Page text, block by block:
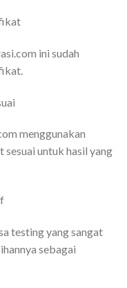
ini sudah
menggunakan
sesuai untuk hasil yang
testing yang sangat
sebagai